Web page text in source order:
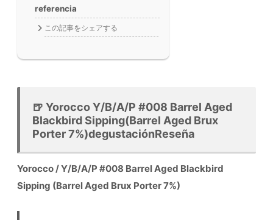
referencia
この記事をシェアする
🍺 Yorocco Y/B/A/P #008 Barrel Aged
Blackbird Sipping(Barrel Aged Brux
Porter 7%)degustaciónReseña
Yorocco / Y/B/A/P #008 Barrel Aged Blackbird
Sipping (Barrel Aged Brux Porter 7%)